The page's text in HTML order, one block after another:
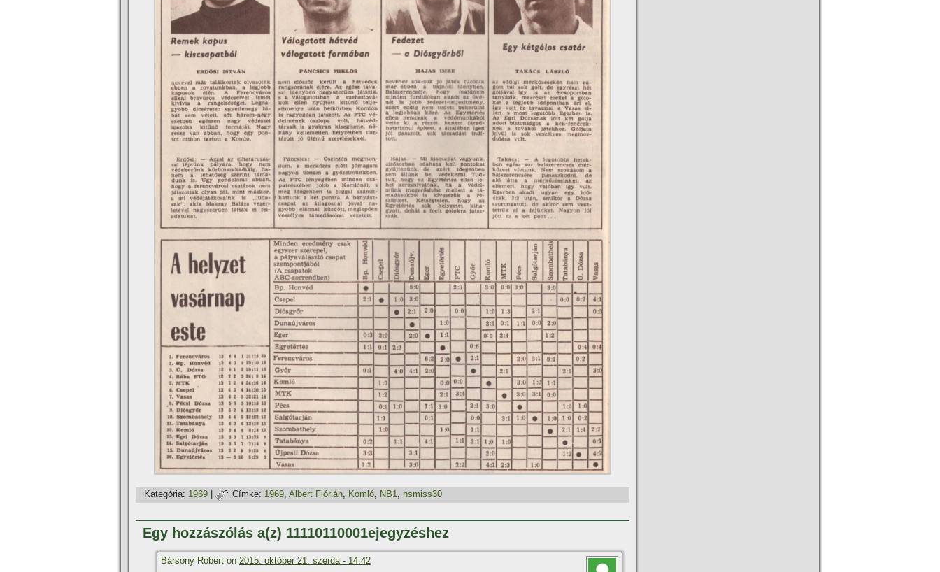
Kategória: 1969 Címke: 1969, Albert Flórián, Komló, NB1, nsmiss30
Egy hozzászólás a(z) 11110110001ejegyzéshez
Bársony Róbert on 2015. október 21. szerda - 14:42